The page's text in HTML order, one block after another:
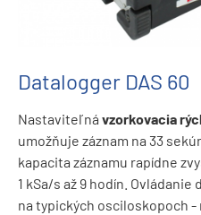
Datalogger DAS 60
Nastaviteľná vzorkovacia
umožňuje záznam na 33
kapacita záznamu rapídne
1 kSa/s až 9 hodín.
na typických osciloskopoch